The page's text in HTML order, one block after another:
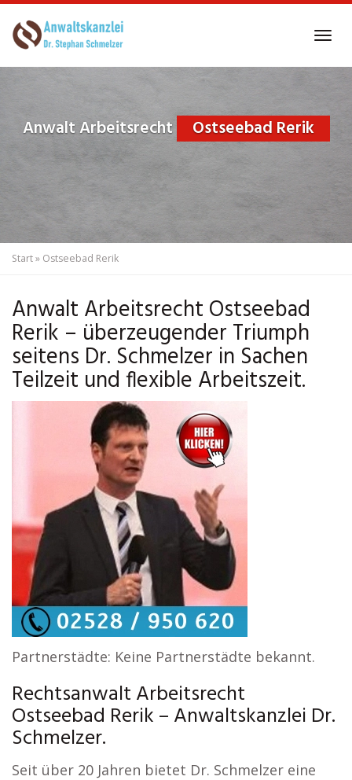
to
Anwalt Arbeitsrecht Ostseebad Rerik
Start» Ostseebad Rerik
Anwalt Arbeitsrecht Ostseebad
Rerik – überzeugender Triumph
seitens Dr. Schmelzer in Sachen
Teilzeit und flexible Arbeitszeit.
Partnerstädte: Keine Partnerstädte bekannt.
Rechtsanwalt Arbeitsrecht
Ostseebad Rerik – Anwaltskanzlei Dr.
Schmelzer.
Seit über 20 Jahren bietet Dr. Schmelzer eine